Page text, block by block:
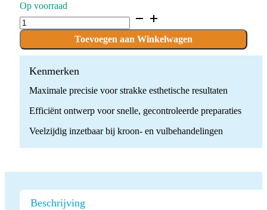
Op voorraad
D.368.016.FG
x
Boren
quantity
Toevoegen aan Winkelwagen
Kenmerken
Maximale precisie voor strakke esthetische resultaten
Efficiënt ontwerp voor snelle, gecontroleerde preparaties
Veelzijdig inzetbaar bij kroon- en vulbehandelingen
Beschrijving